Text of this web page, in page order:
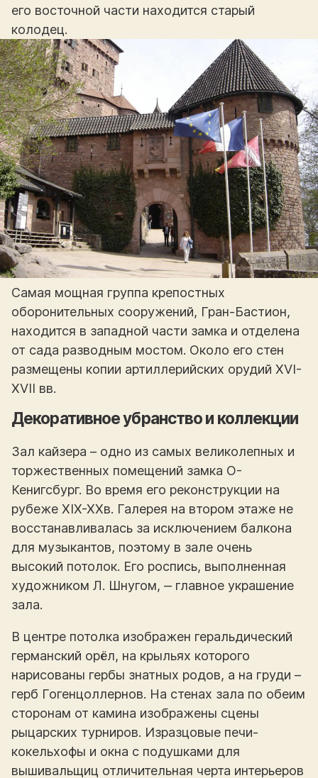
его восточной части находится старый
колодец.
Самая мощная группа крепостных
оборонительных сооружений, Гран-Бастион,
находится в западной части замка и отделена
от сада разводным мостом. Около его стен
размещены копии артиллерийских орудий XVI-
XVII вв.
Декоративное убранство и коллекции
Зал кайзера – одно из самых великолепных и
торжественных помещений замка O-
Кенигсбург. Во время его реконструкции на
рубеже XIX-XXв. Галерея на втором этаже не
восстанавливалась за исключением балкона
для музыкантов, поэтому в зале очень
высокий потолок. Его роспись, выполненная
художником Л. Шнугом, ‒ главное украшение
зала.
В центре потолка изображен геральдический
германский орёл, на крыльях которого
нарисованы гербы знатных родов, а на груди –
герб Гогенцоллернов. На стенах зала по обеим
сторонам от камина изображены сцены
рыцарских турниров. Изразцовые печи-
кокельхофы и окна с подушками для
вышивальщиц отличительная черта интерьеров